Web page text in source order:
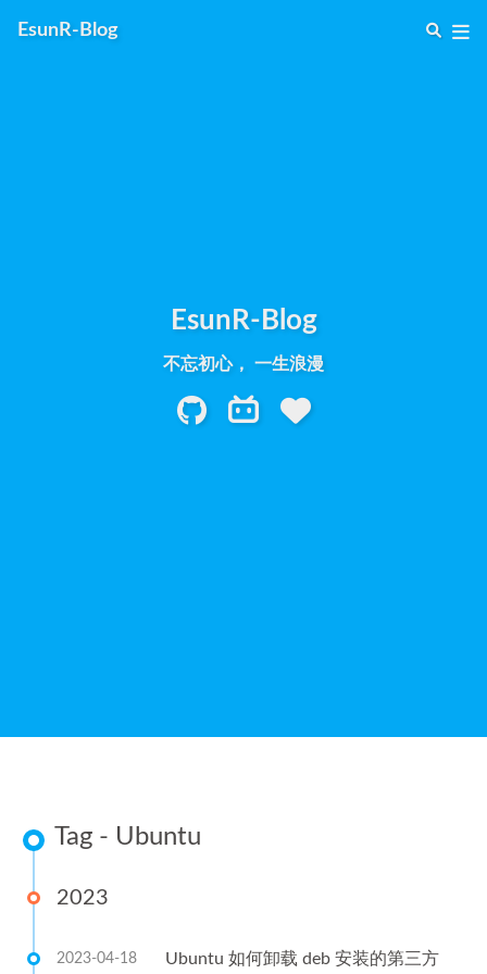
EsunR-Blog
EsunR-Blog
不忘初心， 一生浪漫
Tag - Ubuntu
2023
2023-04-18 Ubuntu 如何卸载 deb 安装的第三方